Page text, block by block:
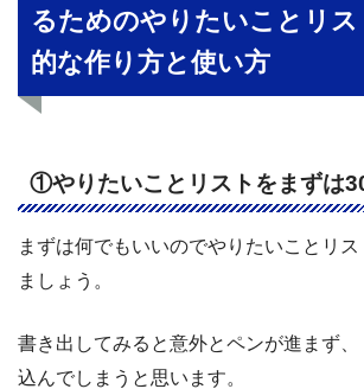
るためのやりたいことリ
的な作り方と使い方
①やりたいことリストをまずは
まずは何でもいいのでやりたいことリ
ましょう。
書き出してみると意外とペンが進まず、
込んでしまうと思います。